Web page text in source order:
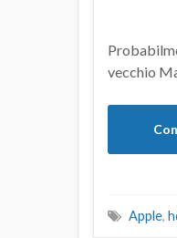
vecchio
Apple,